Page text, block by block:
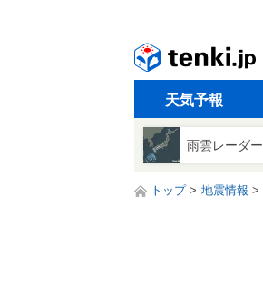
天気予報
雨雲レーダー
トップ 地震情報